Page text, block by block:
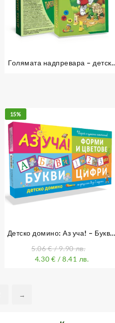
Голямата надпревара –
15%
Детско домино: Аз уча! – Букви,
5.06€/ 9.90 лв.
4.30€ / 8.41 лв.
→